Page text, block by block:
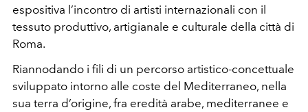
espositiva l’incontro di artisti internazionali con il
tessuto produttivo, artigianale e culturale della città di
Roma.
Riannodando i fili di un percorso artistico-concettuale
sviluppato intorno alle coste del Mediterraneo, nella
sua terra d’origine, fra eredità arabe, mediterranee e